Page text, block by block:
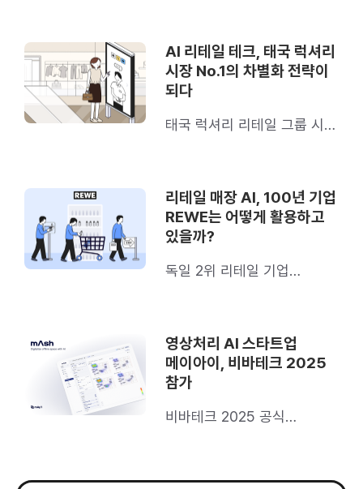
AI 리테일 테크, 태국 럭셔리
시장 No.1의 차별화 전략이
되다
태국 럭셔리 리테일 그룹 시암
리테일 매장 AI, 100년 기업
REWE는 어떻게 활용하고
있을까?
독일 2위 리테일 기업
영상처리 AI 스타트업
메이아이, 비바테크 2025
참가
비바테크 2025 공식